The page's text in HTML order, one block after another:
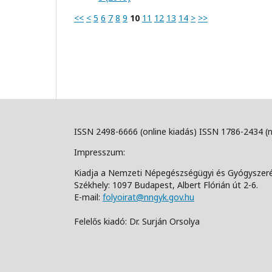
<< < 5 6 7 8 9 10 11 12 13 14 > >>
ISSN 2498-6666 (online kiadás) ISSN 1786-2434
Impresszum:
Kiadja a Nemzeti Népegészségügyi és
Székhely: 1097 Budapest, Albert Flórián út 2-6.
E-mail: folyoirat@nngyk.gov.hu
Felelős kiadó: Dr. Surján Orsolya